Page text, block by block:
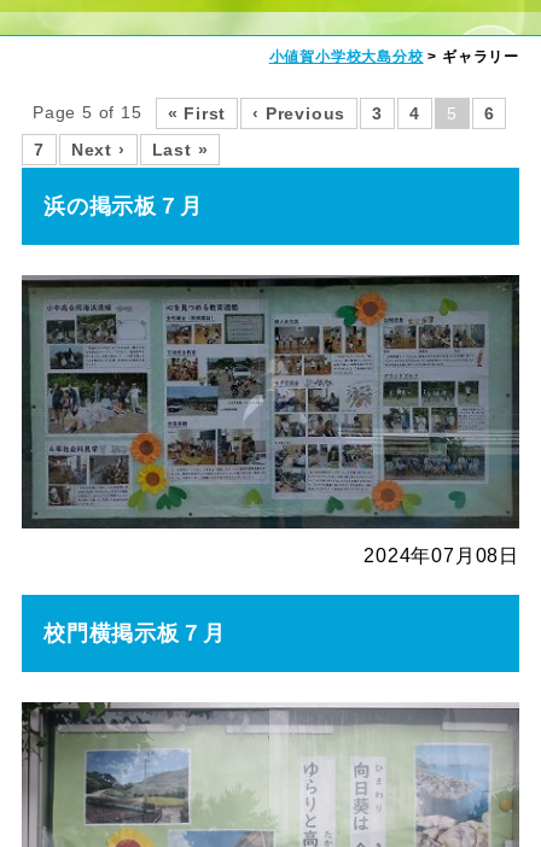
小値賀小学校大島分校 > ギャラリー
Page 5 of 15 « First ‹ Previous 3 4 5
6
7
Next › Last »
浜の掲示板７月
2024年07月08日
校門横掲示板７月